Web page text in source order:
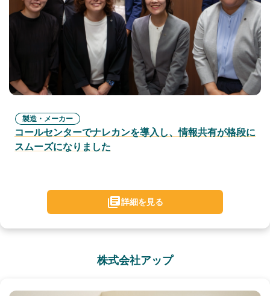
製造・メーカー
コールセンターでナレカンを導入し、情報共有が格段に
スムーズになりました
詳細を見る
株式会社アップ